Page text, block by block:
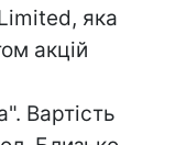
яка
акцій
Вартість